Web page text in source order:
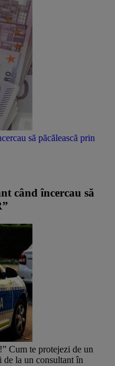
să păcălească prin
când încercau să